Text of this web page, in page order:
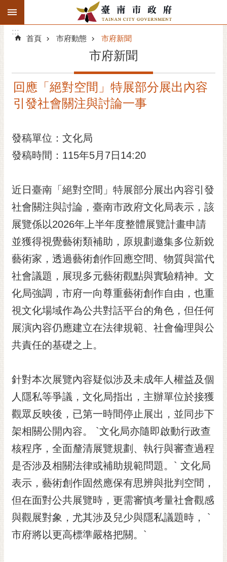
跳到主要內容區塊
搜
階
精彩府城
市府團隊
主題服務
市政資訊
市民互動
黃
偉
哲
螢
光
花
泉
桐
花
網
站
導
覽
訂
閱
RSS
訂
閱
電
子
報
:::
:::
首頁 市府動態 市府新聞
市府新聞
回應「絕對空間」特展部分展出內容
引發社會關注與討論一事
發稿單位：文化局
發稿時間：115年5月7日14:20
近日臺南「絕對空間」特展部分展出內容引發
社會關注與討論，臺南市政府文化局表示，該
展覽係以2026年上半年度整體展覽計畫申請
並獲得視覺藝術類補助，原規劃邀集多位新銳
藝術家，透過藝術創作回應空間、物質與當代
社會議題，展現多元藝術觀點與實驗精神。文
化局強調，市府一向尊重藝術創作自由，也重
視文化場域作為公共對話平台的角色，但任何
展演內容仍應建立在法律規範、社會倫理與公
共責任的基礎之上。
針對本次展覽內容疑似涉及未成年人權益及個
人隱私等爭議，文化局指出，主辦單位於接獲
觀眾反映後，已第一時間停止展出，並同步下
架相關公開內容。 `文化局亦隨即啟動行政查
核程序，全面釐清展覽規劃、執行與審查過程
是否涉及相關法律或補助規範問題。` 文化局
表示，藝術創作固然應保有思辨與批判空間，
但在面對公共展覽時，更需審慎考量社會觀感
與觀展對象，尤其涉及兒少與隱私議題時， `
市府將以更高標準嚴格把關。`